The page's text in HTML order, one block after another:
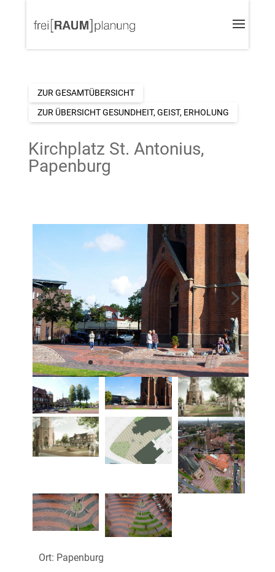
ZUR GESAMTÜBERSICHT
ZUR ÜBERSICHT GESUNDHEIT, GEIST, ERHOLUNG
Kirchplatz St. Antonius,
Papenburg
Ort: Papenburg